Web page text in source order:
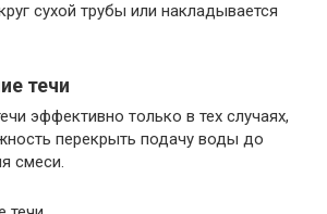
сухой трубы или накладывается
течи
эффективно только в тех случаях,
перекрыть подачу воды до
смеси.